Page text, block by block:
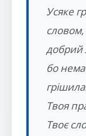
Усяке
добрий
бо
Твоя
Твоє